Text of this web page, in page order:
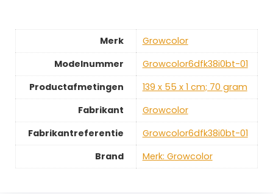
Merk
‎Growcolor
Modelnummer
‎Growcolor6dfk38i0bt-01
Productafmetingen
‎139 x 55 x 1 cm; 70 gram
Fabrikant
‎Growcolor
Fabrikantreferentie
‎Growcolor6dfk38i0bt-01
Brand
Merk: Growcolor